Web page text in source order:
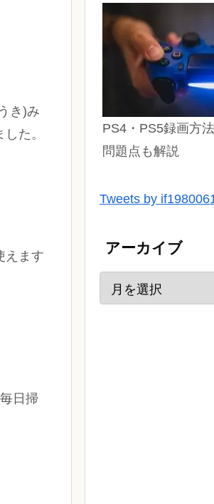
き)み
た。
えます
日掃
PS4・PS5録画方
問題点も解説
Tweets by
アーカイブ